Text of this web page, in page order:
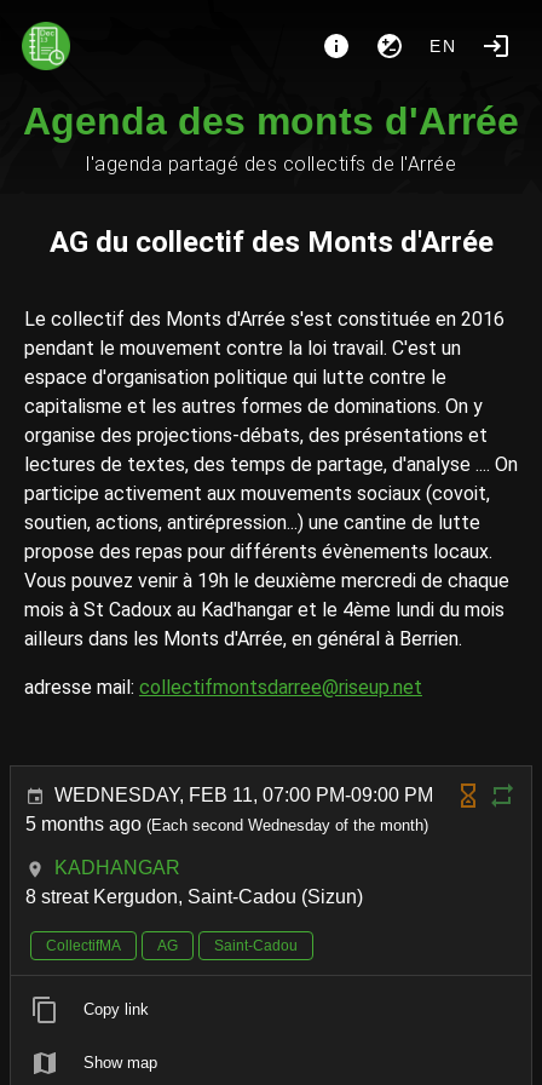
EN
Agenda des monts d'Arrée
l'agenda partagé des collectifs de l'Arrée
AG du collectif des Monts d'Arrée
Le collectif des Monts d'Arrée s'est constituée en 2016
pendant le mouvement contre la loi travail. C'est un
espace d'organisation politique qui lutte contre le
capitalisme et les autres formes de dominations. On y
organise des projections-débats, des présentations et
lectures de textes, des temps de partage, d'analyse .... On
participe activement aux mouvements sociaux (covoit,
soutien, actions, antirépression...) une cantine de lutte
propose des repas pour différents évènements locaux.
Vous pouvez venir à 19h le deuxième mercredi de chaque
mois à St Cadoux au Kad'hangar et le 4ème lundi du mois
ailleurs dans les Monts d'Arrée, en général à Berrien.
adresse mail: collectifmontsdarree@riseup.net
WEDNESDAY, FEB 11, 07:00 PM-09:00 PM
5 months ago (Each second Wednesday of the month)
KADHANGAR
8 streat Kergudon, Saint-Cadou (Sizun)
CollectifMA AG Saint-Cadou
Copy link
Show map